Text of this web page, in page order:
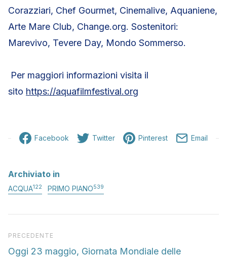
Corazziari, Chef Gourmet, Cinemalive, Aquaniene,
Arte Mare Club, Change.org. Sostenitori:
Marevivo, Tevere Day, Mondo Sommerso.
Per maggiori informazioni visita il
sito https://aquafilmfestival.org
Facebook Twitter Pinterest Email
Archiviato in
ACQUA122 PRIMO PIANO539
Articolo precedente
PRECEDENTE
Oggi 23 maggio, Giornata Mondiale delle